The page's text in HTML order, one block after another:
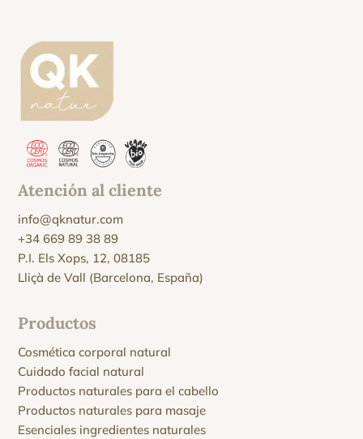
Atención al cliente
info@qknatur.com
+34 669 89 38 89
P.I. Els Xops, 12, 08185
Lliçà de Vall (Barcelona, España)
Productos
Cosmética corporal natural
Cuidado facial natural
Productos naturales para el cabello
Productos naturales para masaje
Esenciales ingredientes naturales